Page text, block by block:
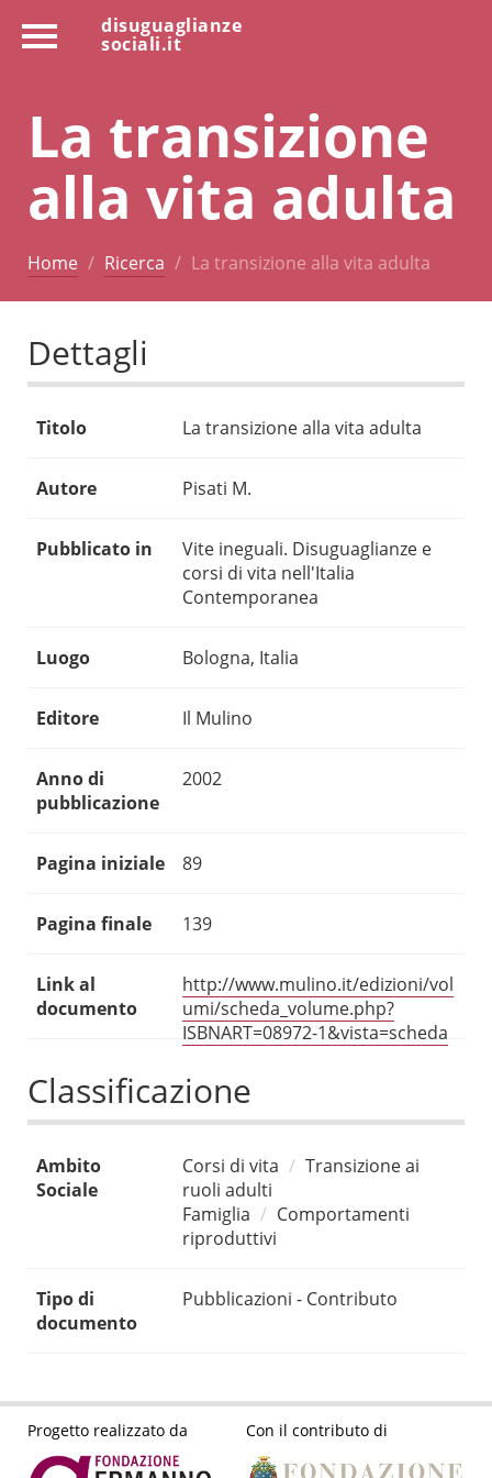
disuguaglianze
sociali.it
La transizione
alla vita adulta
Home Ricerca La transizione alla vita adulta
Dettagli
Titolo La transizione alla vita adulta
Autore Pisati M.
Pubblicato in
Vite ineguali. Disuguaglianze e
corsi di vita nell'Italia
Contemporanea
Luogo Bologna, Italia
Editore Il Mulino
Anno di
pubblicazione
2002
Pagina iniziale 89
Pagina finale 139
Link al
documento
http://www.mulino.it/edizioni/vol
umi/scheda_volume.php?
ISBNART=08972-1&vista=scheda
Classificazione
Ambito
Sociale
Corsi di vita
Transizione ai
ruoli adulti
Famiglia
Comportamenti
riproduttivi
Tipo di
documento
Pubblicazioni - Contributo
Progetto realizzato da Con il contributo di